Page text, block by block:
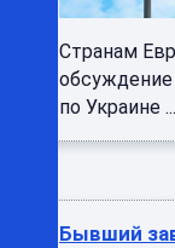
Странам
по Украине ...
Бывший